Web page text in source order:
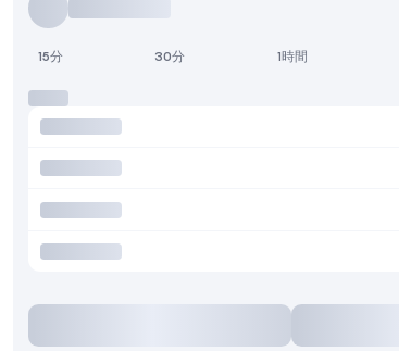
15分 30分 1時間